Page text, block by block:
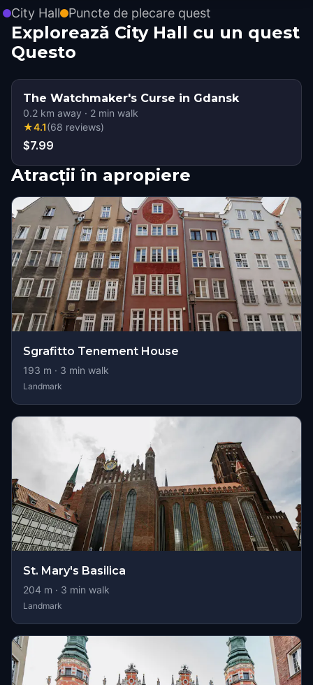
City Hall Puncte de plecare quest
Explorează City Hall cu un quest
Questo
The Watchmaker's Curse in Gdansk
0.2 km away · 2 min walk
★4.1(68 reviews)
$7.99
Atracții în apropiere
Sgrafitto Tenement House
193 m · 3 min walk
Landmark
St. Mary's Basilica
204 m · 3 min walk
Landmark